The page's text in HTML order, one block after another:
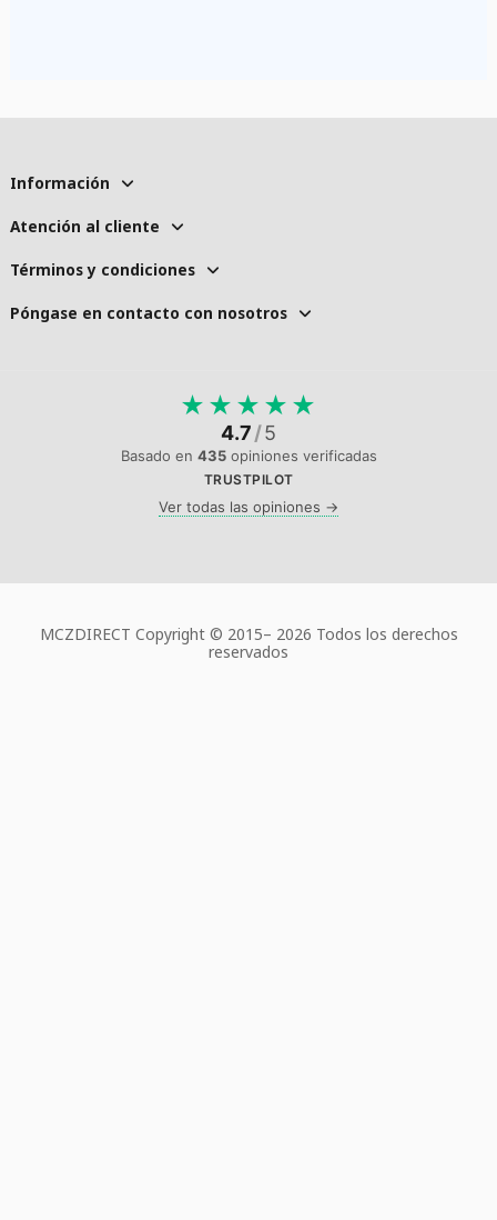
Información
Atención al cliente
Términos y condiciones
Póngase en contacto con nosotros
★ ★ ★ ★ ★
4.7/5
Basado en 435opiniones verificadas
TRUSTPILOT
Ver todas las opiniones →
MCZDIRECT Copyright © 2015– 2026 Todos los derechos
reservados